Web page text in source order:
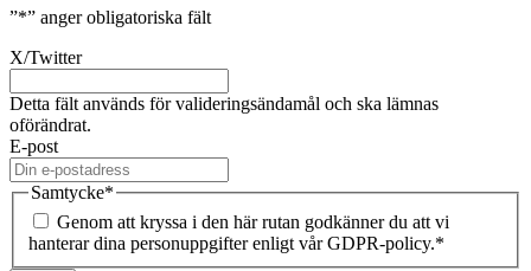
”*” anger obligatoriska fält
X/Twitter
Detta fält används för valideringsändamål och ska lämnas
oförändrat.
E-post
Samtycke*
Genom att kryssa i den här rutan godkänner du att vi
hanterar dina personuppgifter enligt vår GDPR-policy.*